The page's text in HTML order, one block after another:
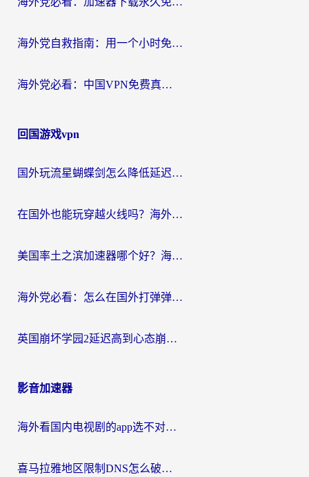
海外党自救指南：用一个小时免费加速器，轻松打破国内资源访问壁垒？
海外党必看：中国VPN免费真的靠谱吗？手把手教你选对回国加速器
回国游戏vpn
国外玩流星蝴蝶剑怎么降低延迟？海外党必看的加速秘籍（含欧洲鸣潮&彩虹岛优化攻略）
在国外也能玩穿越火线吗？海外玩家国服游戏畅玩终极指南
美国率土之滨加速器哪个好？海外党国服游戏畅玩终极指南（附多游戏解决方案）
海外党必看：怎么在国外打弹弹堂不卡？番茄加速器亲测指南
英国崩坏学园2延迟高到心态崩？海外党国服游戏加速终极指南
影音加速器
海外看国内电视剧的app选不对？这份回国加速器避坑指南帮你流畅追剧
喜马拉雅地区限制DNS怎么破？海外党听国内音乐听书的终极解决方案